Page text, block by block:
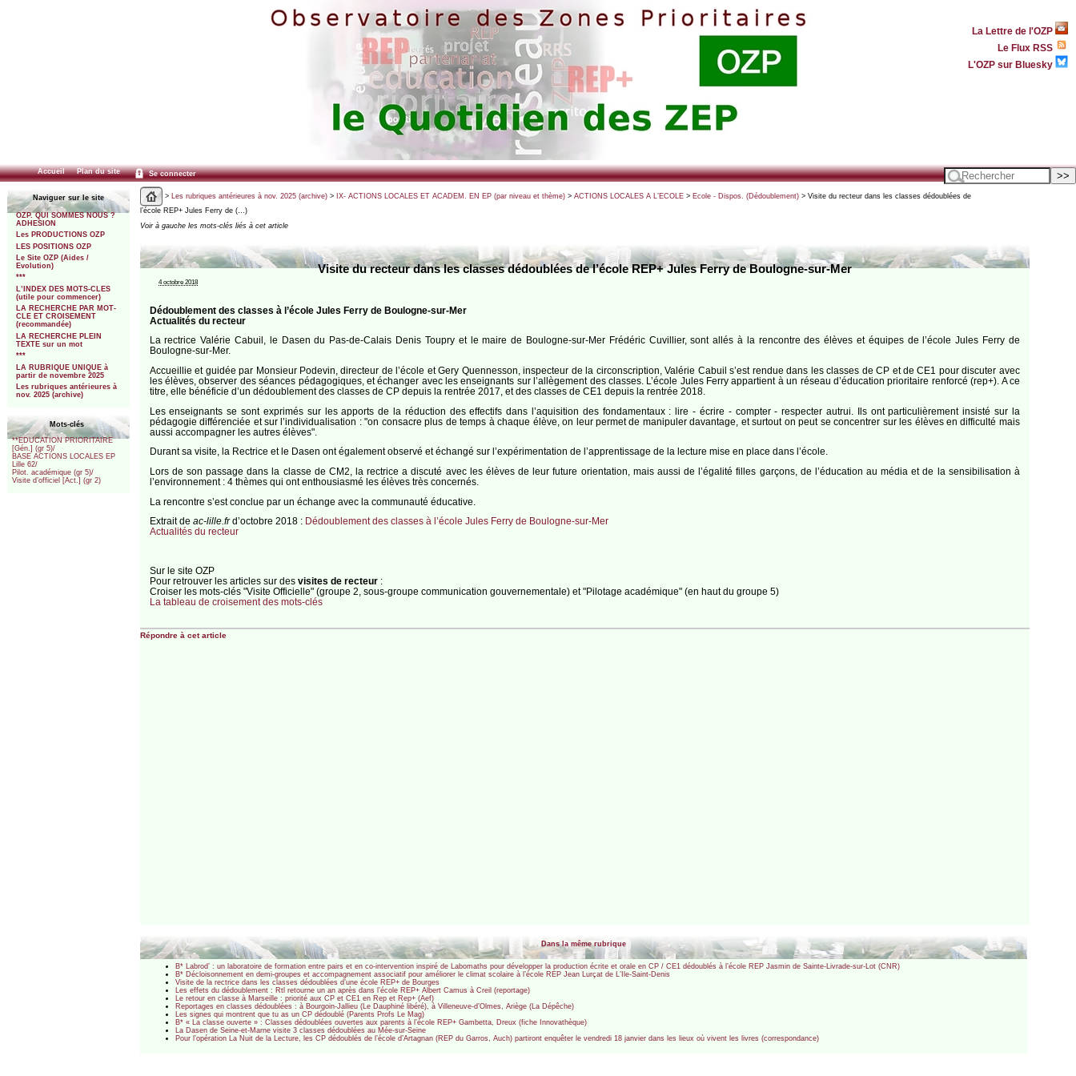
La Lettre de l'OZP
Le Flux RSS
L'OZP sur Bluesky
Accueil Plan du site Se connecter
Naviguer sur le site
OZP. QUI SOMMES NOUS ?
ADHESION
Les PRODUCTIONS OZP
LES POSITIONS OZP
Le Site OZP (Aides /
Evolution)
***
L’INDEX DES MOTS-CLES
(utile pour commencer)
LA RECHERCHE PAR MOT-
CLE ET CROISEMENT
(recommandée)
LA RECHERCHE PLEIN
TEXTE sur un mot
***
LA RUBRIQUE UNIQUE à
partir de novembre 2025
Les rubriques antérieures à
nov. 2025 (archive)
Mots-clés
**EDUCATION PRIORITAIRE
[Gén.] (gr 5)/
BASE ACTIONS LOCALES EP
Lille 62/
Pilot. académique (gr 5)/
Visite d’officiel [Act.] (gr 2)
> Les rubriques antérieures à nov. 2025 (archive)> IX- ACTIONS LOCALES ET ACADEM. EN EP (par niveau et thème)> ACTIONS LOCALES A L’ECOLE> Ecole - Dispos. (Dédoublement)> Visite du recteur dans les classes dédoublées de
l’école REP+ Jules Ferry de (…)
Voir à gauche les mots-clés liés à cet article
Visite du recteur dans les classes dédoublées de l’école REP+ Jules Ferry de Boulogne-sur-Mer
4 octobre 2018
Dédoublement des classes à l’école Jules Ferry de Boulogne-sur-Mer
Actualités du recteur
La rectrice Valérie Cabuil, le Dasen du Pas-de-Calais Denis Toupry et le maire de Boulogne-sur-Mer Frédéric Cuvillier, sont allés à la rencontre des élèves et équipes de l’école Jules Ferry de
Boulogne-sur-Mer.
Accueillie et guidée par Monsieur Podevin, directeur de l’école et Gery Quennesson, inspecteur de la circonscription, Valérie Cabuil s’est rendue dans les classes de CP et de CE1 pour discuter avec
les élèves, observer des séances pédagogiques, et échanger avec les enseignants sur l’allègement des classes. L’école Jules Ferry appartient à un réseau d’éducation prioritaire renforcé (rep+). A ce
titre, elle bénéficie d’un dédoublement des classes de CP depuis la rentrée 2017, et des classes de CE1 depuis la rentrée 2018.
Les enseignants se sont exprimés sur les apports de la réduction des effectifs dans l’aquisition des fondamentaux : lire - écrire - compter - respecter autrui. Ils ont particulièrement insisté sur la
pédagogie différenciée et sur l’individualisation : "on consacre plus de temps à chaque élève, on leur permet de manipuler davantage, et surtout on peut se concentrer sur les élèves en difficulté mais
aussi accompagner les autres élèves".
Durant sa visite, la Rectrice et le Dasen ont également observé et échangé sur l’expérimentation de l’apprentissage de la lecture mise en place dans l’école.
Lors de son passage dans la classe de CM2, la rectrice a discuté avec les élèves de leur future orientation, mais aussi de l’égalité filles garçons, de l’éducation au média et de la sensibilisation à
l’environnement : 4 thèmes qui ont enthousiasmé les élèves très concernés.
La rencontre s’est conclue par un échange avec la communauté éducative.
Extrait de ac-lille.frd’octobre 2018 : Dédoublement des classes à l’école Jules Ferry de Boulogne-sur-Mer
Actualités du recteur
Sur le site OZP
Pour retrouver les articles sur desvisites de recteur:
Croiser les mots-clés "Visite Officielle" (groupe 2, sous-groupe communication gouvernementale) et "Pilotage académique" (en haut du groupe 5)
La tableau de croisement des mots-clés
Répondre à cet article
Dans la même rubrique
B* Labrod’ : un laboratoire de formation entre pairs et en co-intervention inspiré de Labomaths pour développer la production écrite et orale en CP / CE1 dédoublés à l’école REP Jasmin de Sainte-Livrade-sur-Lot (CNR)
B* Décloisonnement en demi-groupes et accompagnement associatif pour améliorer le climat scolaire à l’école REP Jean Lurçat de L’Ile-Saint-Denis
Visite de la rectrice dans les classes dédoublées d’une école REP+ de Bourges
Les effets du dédoublement : Rtl retourne un an après dans l’école REP+ Albert Camus à Creil (reportage)
Le retour en classe à Marseille : priorité aux CP et CE1 en Rep et Rep+ (Aef)
Reportages en classes dédoublées : à Bourgoin-Jallieu (Le Dauphiné libéré), à Villeneuve-d’Olmes, Ariège (La Dépêche)
Les signes qui montrent que tu as un CP dédoublé (Parents Profs Le Mag)
B* « La classe ouverte » : Classes dédoublées ouvertes aux parents à l’école REP+ Gambetta, Dreux (fiche Innovathèque)
La Dasen de Seine-et-Marne visite 3 classes dédoublées au Mée-sur-Seine
Pour l’opération La Nuit de la Lecture, les CP dédoublés de l’école d’Artagnan (REP du Garros, Auch) partiront enquêter le vendredi 18 janvier dans les lieux où vivent les livres (correspondance)